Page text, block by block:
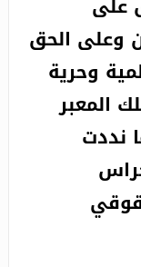
وعلى الحق
وحرية
المعبر
نددت